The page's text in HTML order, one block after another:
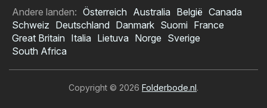
Andere landen: Österreich Australia België Canada
Schweiz Deutschland Danmark Suomi France
Great Britain Italia Lietuva Norge Sverige
South Africa
Copyright © 2026 Folderbode.nl.